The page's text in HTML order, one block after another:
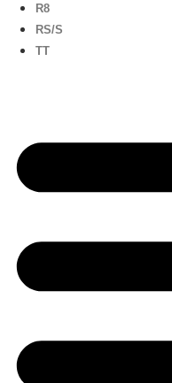
R8
RS/S
TT